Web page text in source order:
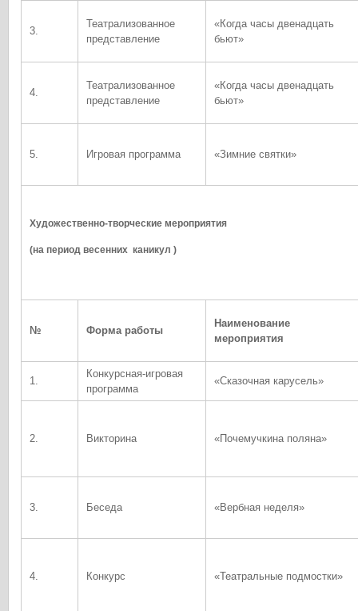
3.
Театрализованное
представление
«Когда часы двенадцать
бьют»
4.
Театрализованное
представление
«Когда часы двенадцать
бьют»
5. Игровая программа «Зимние святки»
Художественно-творческие мероприятия
(на период весенних каникул )
№ Форма работы
Наименование
мероприятия
1.
Конкурсная-игровая
программа
«Сказочная карусель»
2. Викторина «Почемучкина поляна»
3. Беседа «Вербная неделя»
4. Конкурс «Театральные подмостки»